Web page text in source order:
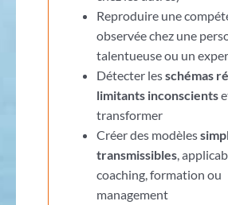
Reproduire une
observée chez une
talentueuse ou un
Détecter lesschémas
limitants inconscients
transformer
Créer des modèles
transmissibles,
coaching, formation ou
management